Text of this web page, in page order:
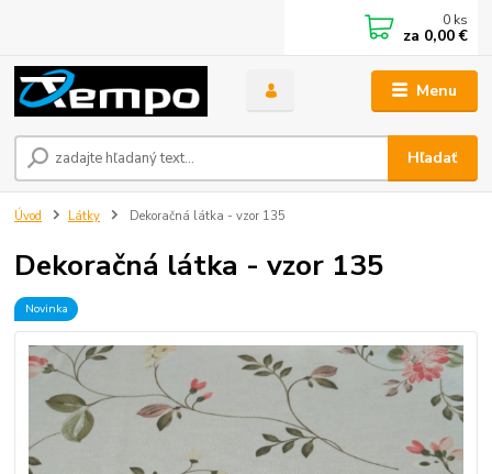
Menu
Hľadať
0 ks
za 0,00 €
Úvod Látky Dekoračná látka - vzor 135
Dekoračná látka - vzor 135
Novinka